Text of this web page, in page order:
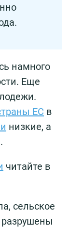
намного
Еще
ЕС в
низкие, а
читайте в
сельское